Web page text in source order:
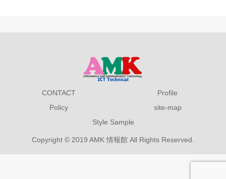
CONTACT
Profile
Policy
site-map
Style Sample
Copyright © 2019 AMK 情報館 All Rights Reserved.